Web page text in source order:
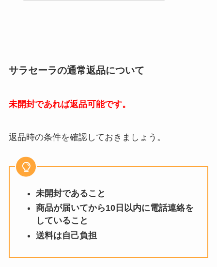
サラセーラの通常返品について
未開封であれば返品可能です。
返品時の条件を確認しておきましょう。
未開封であること
商品が届いてから10日以内に電話連絡を
していること
送料は自己負担